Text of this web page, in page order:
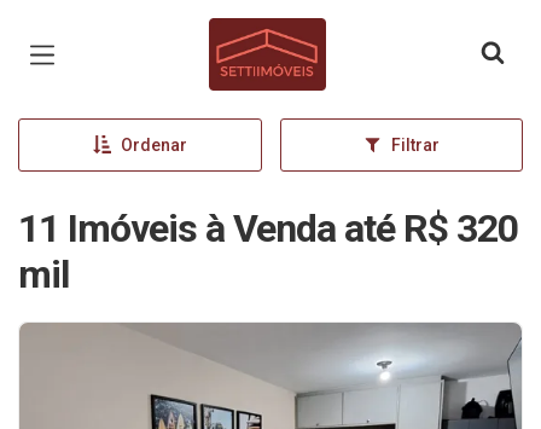
Página inicial
Ordenar Filtrar
11 Imóveis à Venda até R$ 320
mil